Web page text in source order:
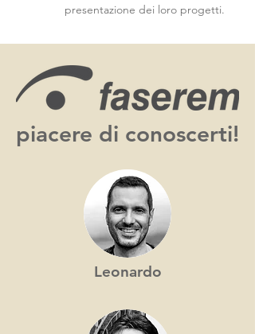
presentazione dei loro progetti.
piacere di conoscerti!
Leonardo